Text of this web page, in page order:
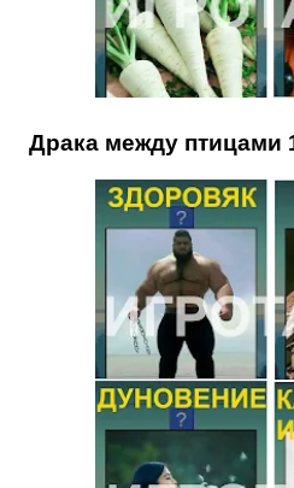
Драка между птицами